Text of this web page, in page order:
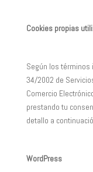
Cookies propias
Según los términos
34/2002 de
Comercio
prestando tu
detallo a
WordPress